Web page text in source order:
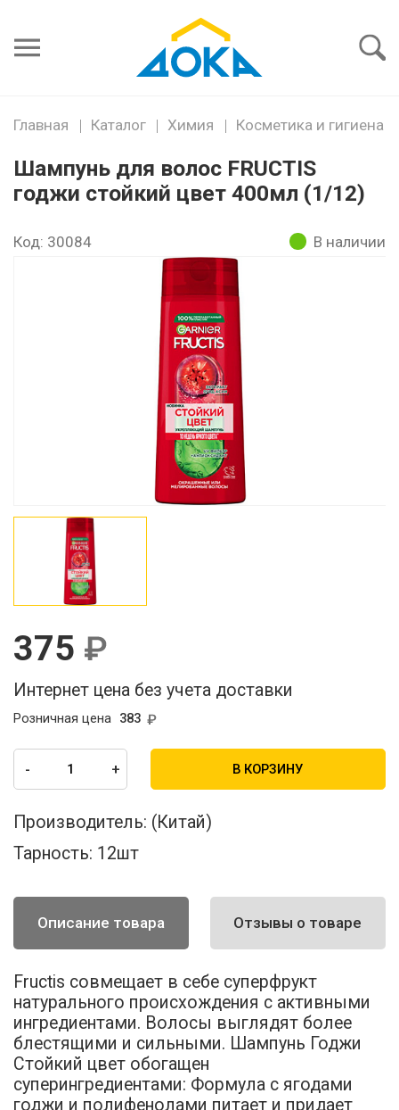
пароль
Главная Каталог Химия Косметика и гигиена
Шампунь для волос FRUCTIS
годжи стойкий цвет 400мл (1/12)
Код: 30084 В наличии
375
Интернет цена без учета доставки
383
Розничная цена
- + В КОРЗИНУ
Производитель: (Китай)
Тарность: 12шт
Описание товара Отзывы о товаре
Fructis совмещает в себе суперфрукт
натурального происхождения с активными
ингредиентами. Волосы выглядят более
блестящими и сильными. Шампунь Годжи
Стойкий цвет обогащен
суперингредиентами: Формула с ягодами
годжи и полифенолами питает и придает